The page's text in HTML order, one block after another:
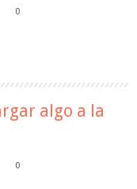
0
algo a la
0